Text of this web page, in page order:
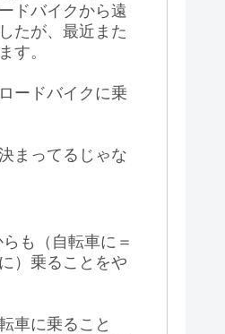
ドバイクから遠
たが、最近また
す。
ードバイクに乗
まってるじゃな
も（自転車に＝
）乗ることをや
車に乗ること